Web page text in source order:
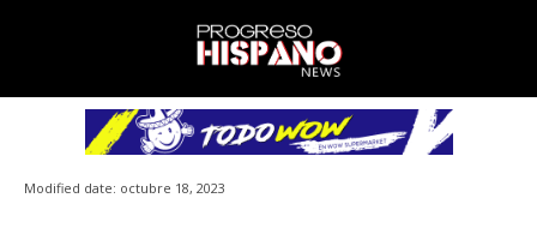
Modified date: octubre 18, 2023